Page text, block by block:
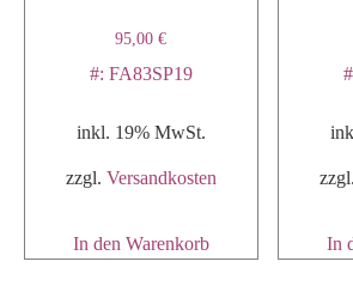
95,00€
#: FA83SP19
inkl. 19% MwSt.
zzgl. Versandkosten
In den Warenkorb In